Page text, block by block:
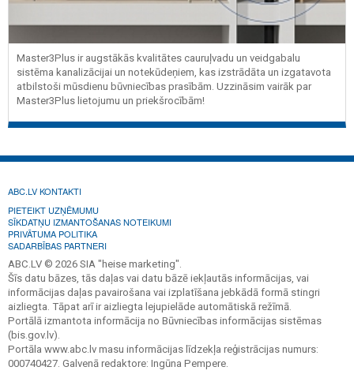
Master3Plus ir augstākās kvalitātes cauruļvadu un veidgabalu
sistēma kanalizācijai un notekūdeņiem, kas izstrādāta un izgatavota
atbilstoši mūsdienu būvniecības prasībām. Uzzināsim vairāk par
Master3Plus lietojumu un priekšrocībām!
ABC.LV KONTAKTI
PIETEIKT UZŅĒMUMU
SĪKDATŅU IZMANTOŠANAS NOTEIKUMI
PRIVĀTUMA POLITIKA
SADARBĪBAS PARTNERI
ABC.LV © 2026 SIA "heise marketing".
Šīs datu bāzes, tās daļas vai datu bāzē iekļautās informācijas, vai
informācijas daļas pavairošana vai izplatīšana jebkādā formā stingri
aizliegta. Tāpat arī ir aizliegta lejupielāde automātiskā režīmā.
Portālā izmantota informācija no Būvniecības informācijas sistēmas
(bis.gov.lv).
Portāla www.abc.lv masu informācijas līdzekļa reģistrācijas numurs:
000740427. Galvenā redaktore: Ingūna Pempere.